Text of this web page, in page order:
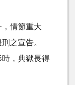
情節重大
之宣告。
，典獄長得